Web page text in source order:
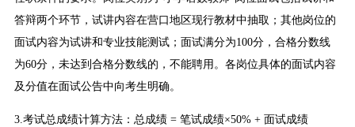
答辩两个环节，试讲内容在营口地区现行教材中抽取；其他岗位的
面试内容为试讲和专业技能测试；面试满分为100分，合格分数线
为60分，未达到合格分数线的，不能聘用。各岗位具体的面试内容
及分值在面试公告中向考生明确。
3.考试总成绩计算方法：总成绩 = 笔试成绩×50% + 面试成绩